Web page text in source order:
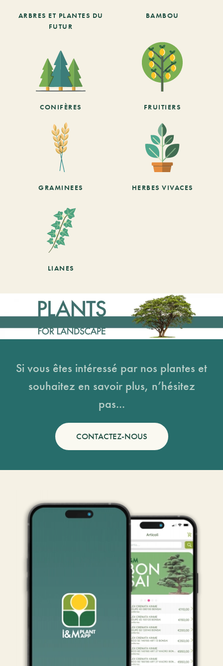
ARBRES ET PLANTES DU
FUTUR
BAMBOU
CONIFÈRES FRUITIERS
GRAMINEES HERBES VIVACES
LIANES
Si vous êtes intéressé par nos plantes et
souhaitez en savoir plus, n’hésitez
pas...
CONTACTEZ-NOUS